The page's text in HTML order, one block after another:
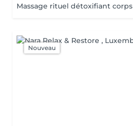
Massage rituel détoxifiant corps
Nouveau